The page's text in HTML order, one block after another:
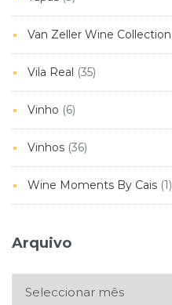
Van Zeller Wine Collection
Vila Real (35)
Vinho (6)
Vinhos (36)
Wine Moments By Cais (1)
Arquivo